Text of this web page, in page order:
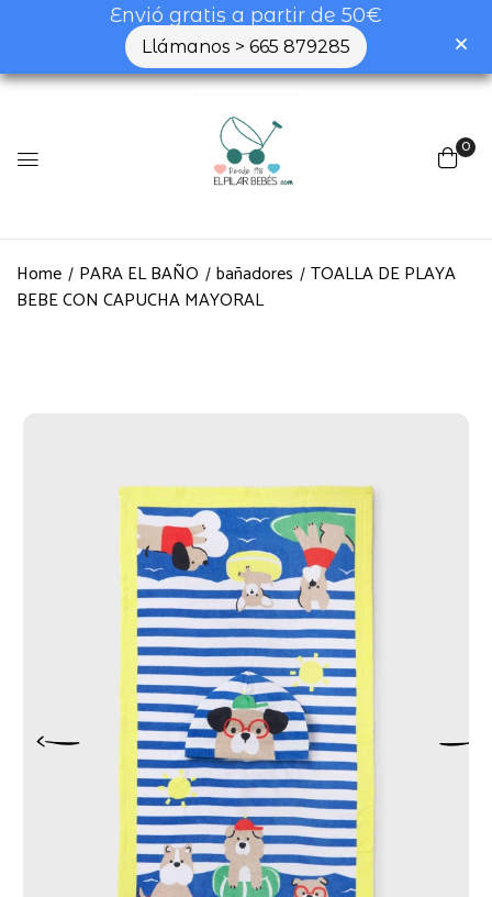
Envió gratis a partir de 50€
Llámanos > 665 879285
0
Home PARA EL BAÑO bañadores
TOALLA DE PLAYA
BEBE CON CAPUCHA MAYORAL